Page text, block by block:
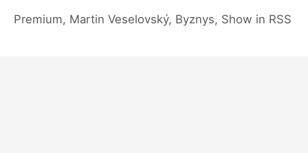
Premium, Martin Veselovský, Byznys, Show in RSS